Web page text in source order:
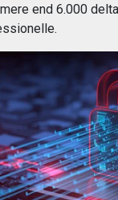
end 6.000